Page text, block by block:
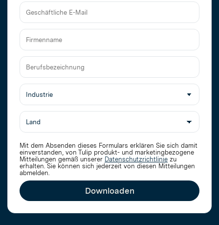
Nachname
Geschäftliche
E-
Mail
Firmenname
Berufsbezeichnung
Mit dem Absenden dieses Formulars erklären Sie sich damit
einverstanden, von Tulip produkt- und marketingbezogene
Mitteilungen gemäß unserer Datenschutzrichtlinie zu
erhalten. Sie können sich jederzeit von diesen Mitteilungen
abmelden.
Downloaden